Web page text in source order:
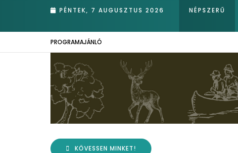
PÉNTEK, 7 AUGUSZTUS 2026 NÉPSZERŰ
PROGRAMAJÁNLÓ
KÖVESSEN MINKET!